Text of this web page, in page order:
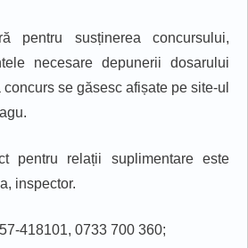
pentru susținerea concursului,
necesare depunerii dosarului
se găsesc afișate pe site-ul
pentru relații suplimentareeste
inspector.
418101, 0733 700 360;